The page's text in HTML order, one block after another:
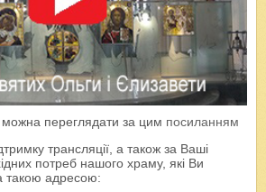
переглядати за цим посиланням
трансляції, а також за Ваші
потреб нашого храму, які Ви
такою адресою: